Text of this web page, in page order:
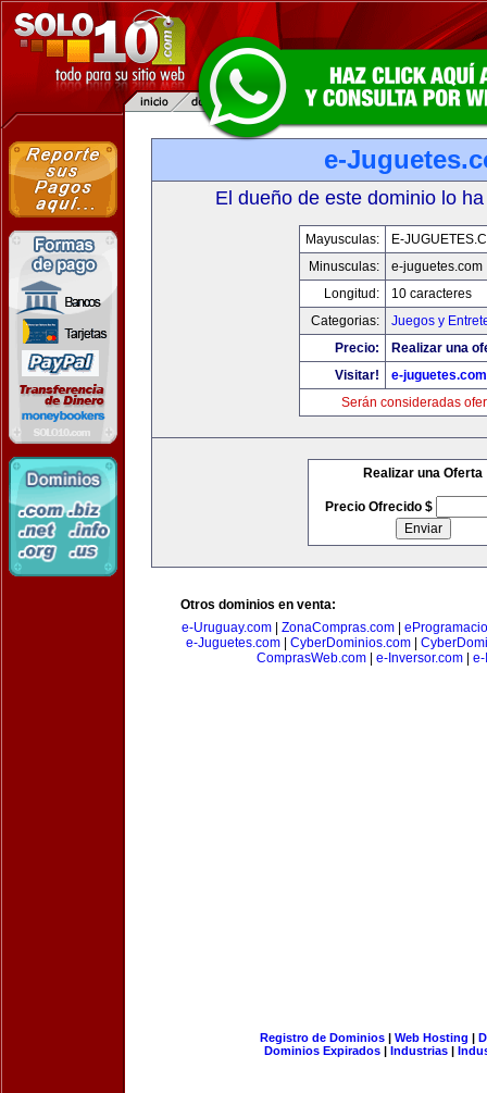
e-
El dueño de este dominio lo
Mayusculas:
E-
Minusculas:
e-juguetes.com
Longitud:
10 caracteres
Categorias:
Juegos y
Precio:
Realizar una
Visitar!
e-juguetes.com
Serán consideradas
Realizar una Oferta
Precio Ofrecido $
Otros dominios en venta:
e-Uruguay.com
ZonaCompras.com
e-Juguetes.com| CyberDominios.com|
ComprasWeb.com
e-Inversor.com e-
Registro de Dominios| Web Hosting |
Dominios Expirados | Industrias |